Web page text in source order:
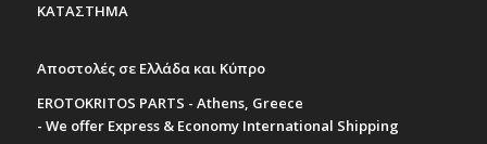
ΚΑΤΑΣΤΗΜΑ
Αποστολές σε Ελλάδα και Κύπρο
EROTOKRITOS PARTS - Athens, Greece
- We offer Express & Economy International Shipping